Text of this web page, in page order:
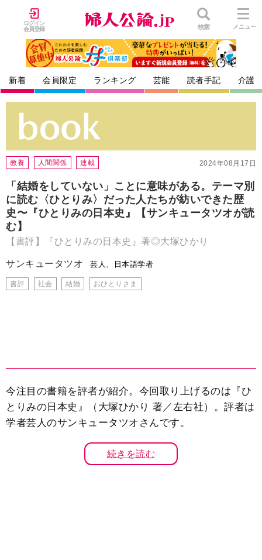
ログイン
会員登録
検索 メニュー
新着 会員限定 ランキング 芸能 読者手記 介護
2024年08月17日
教養 人間関係 連載
「結婚をしていない」ことに意味がある。テーマ別
に読む〈ひとりみ〉だった人たちが紡いできた歴
史〜『ひとりみの日本史』【サンキュータツオが読
む】
【書評】『ひとりみの日本史』著◎大塚ひかり
サンキュータツオ 芸人、日本語学者
書評 社会 結婚 おひとりさま
今注目の書籍を評者が紹介。今回取り上げるのは『ひ
とりみの日本史』（大塚ひかり 著／左右社）。評者は
学者芸人のサンキュータツオさんです。
続きを読む